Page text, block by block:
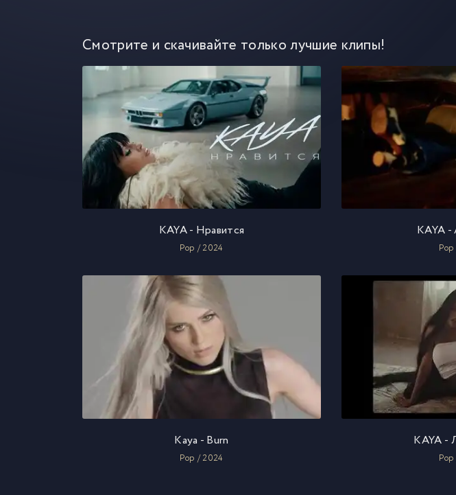
Смотрите и скачивайте только лучшие клипы!
KAYA - Нравится
Pop / 2024
KAYA -
Kaya - Burn
Pop / 2024
KAYA -